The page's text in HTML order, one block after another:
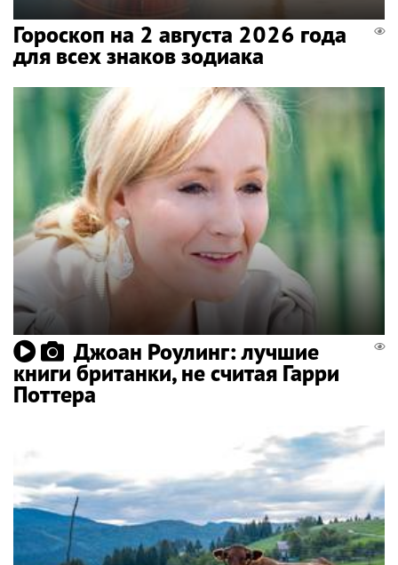
Гороскоп на 2 августа 2026 года
для всех знаков зодиака
Джоан Роулинг: лучшие
книги британки, не считая Гарри
Поттера